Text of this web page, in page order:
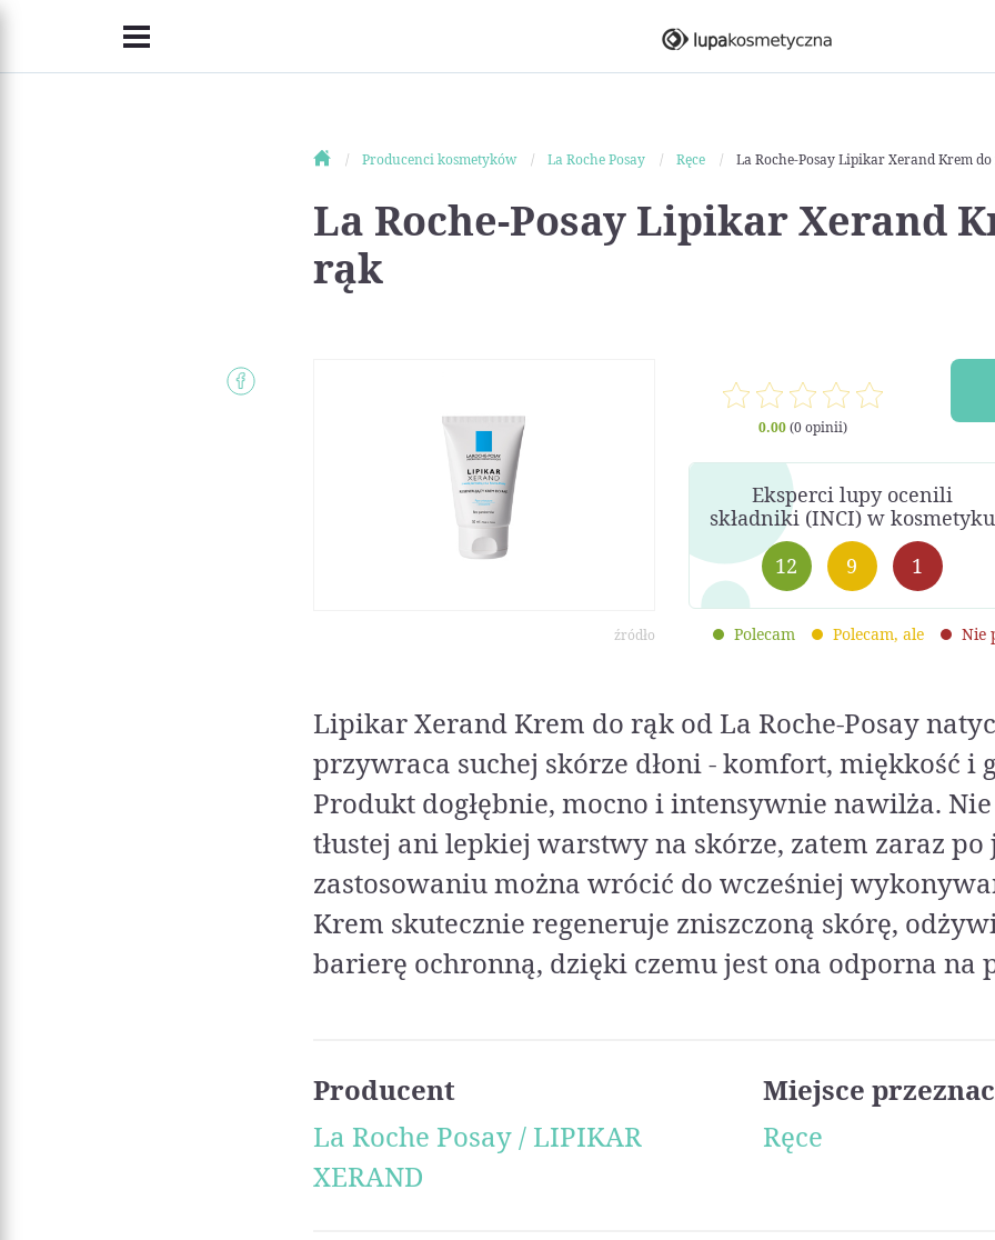
Producenci kosmetyków La Roche Posay Ręce La Roche-Posay Lipikar Xerand Krem
La Roche-Posay Lipikar Xerand
rąk
źródło
0.00(0 opinii)
Eksperci lupy ocenili
składniki (INCI) w kosmetyku
12
9 1
Polecam Polecam, ale Nie
Lipikar Xerand Krem do rąk od La Roche-Posay
przywraca suchej skórze dłoni - komfort, miękkość i
Produkt dogłębnie, mocno i intensywnie nawilża.
tłustej ani lepkiej warstwy na skórze, zatem zaraz po
zastosowaniu można wrócić do wcześniej
Krem skutecznie regeneruje zniszczoną skórę,
barierę ochronną, dzięki czemu jest ona odporna na
Producent
La Roche Posay / LIPIKAR
XERAND
Miejsce
Ręce